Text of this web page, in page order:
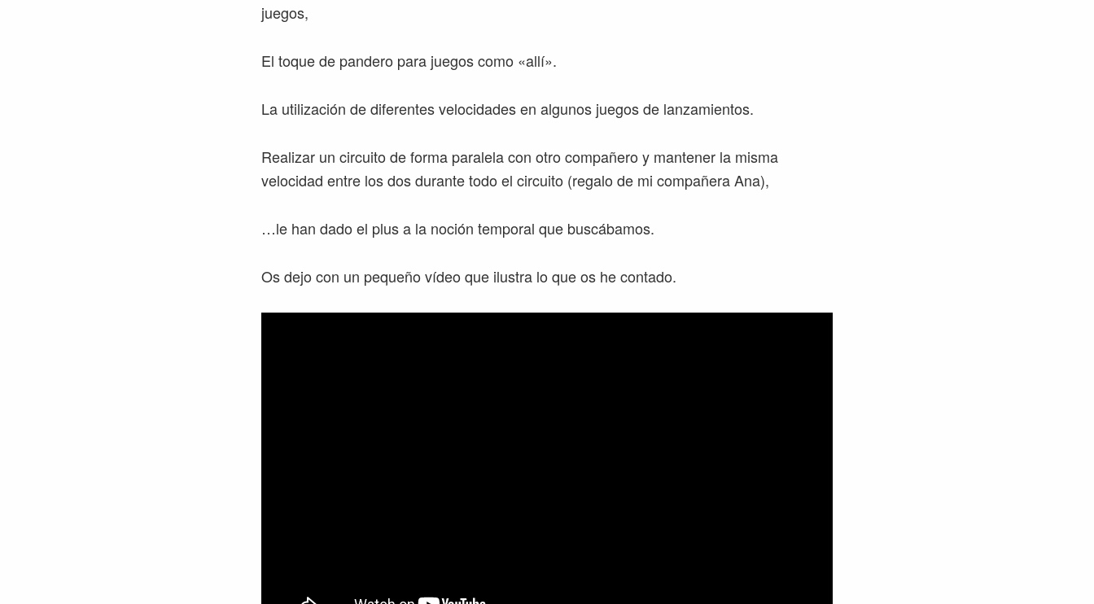
juegos,
El toque de pandero para juegos como «allí».
La utilización de diferentes velocidades en algunos juegos de lanzamientos.
Realizar un circuito de forma paralela con otro compañero y mantener la misma
velocidad entre los dos durante todo el circuito (regalo de mi compañera Ana),
…le han dado el plus a la noción temporal que buscábamos.
Os dejo con un pequeño vídeo que ilustra lo que os he contado.